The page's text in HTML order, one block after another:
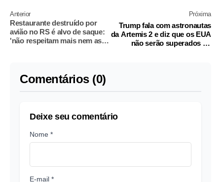
Anterior
Restaurante destruído por
avião no RS é alvo de saque:
'não respeitam mais nem as
Próxima
Trump fala com astronautas
da Artemis 2 e diz que os EUA
não serão superados no
Comentários (0)
Deixe seu comentário
Nome *
E-mail *